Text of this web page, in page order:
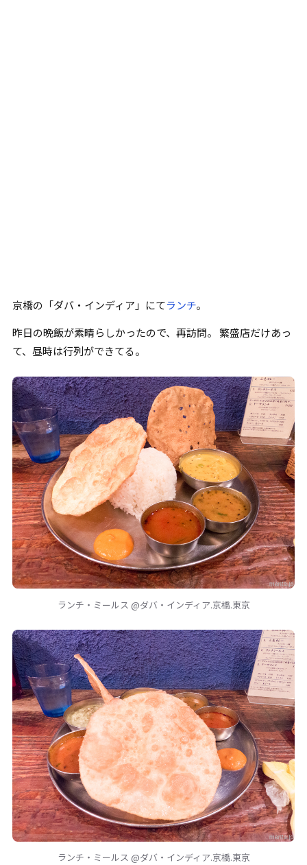
京橋の 「ダバ・インディア 」 にてランチ。
昨日の晩飯が素晴らしかったので、再訪問。 繁盛店だけあっ
て、昼時は行列ができてる。
ランチ・ミールス @ダバ・インディア.京橋.東京
ランチ・ミールス @ダバ・インディア.京橋.東京